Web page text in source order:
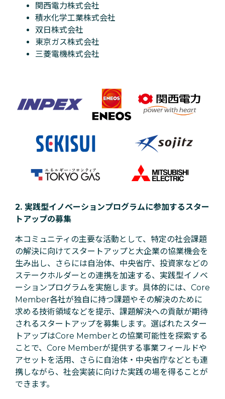
関西電力株式会社
積水化学工業株式会社
双日株式会社
東京ガス株式会社
三菱電機株式会社
2. 実践型イノベーションプログラムに参加するスター
トアップの募集
本コミュニティの主要な活動として、特定の社会課題
の解決に向けてスタートアップと大企業の協業機会を
生み出し、さらには自治体、中央省庁、投資家などの
ステークホルダーとの連携を加速する、実践型イノベ
ーションプログラムを実施します。具体的には、Core
Member各社が独自に持つ課題やその解決のために
求める技術領域などを提示、課題解決への貢献が期待
されるスタートアップを募集します。選ばれたスター
トアップはCore Memberとの協業可能性を探索する
ことで、Core Memberが提供する事業フィールドや
アセットを活用、さらに自治体・中央省庁などとも連
携しながら、社会実装に向けた実践の場を得ることが
できます。